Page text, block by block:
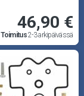
46,90 €
Toimitus2-3 arkipäivässä